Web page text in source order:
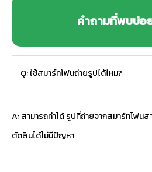
คำถามที่พบบ่อ
Q: ใช้สมาร์ทโฟนถ่ายรูปได้ไหม?
A: สามารถทำได้ รูปที่ถ่ายจากสมาร์ทโฟนส
ตัดสินได้ไม่มีปัญหา